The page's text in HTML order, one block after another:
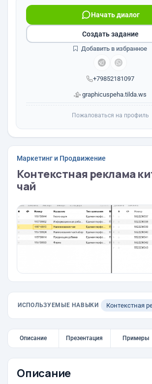
+79852181097
Начать диалог
graphicuspeha.tilda.ws
Создать задание
Добавить в избранное
Пожаловаться на профиль
Маркетинг и Продвижение
Контекстная реклама
чай
ИСПОЛЬЗУЕМЫЕ НАВЫКИ Контекстная
Описание Презентация Примеры
Описание